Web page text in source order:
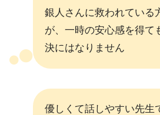
銀人さんに救われている
が、一時の安心感を得て
決にはなりません
優しくて話しやすい先生